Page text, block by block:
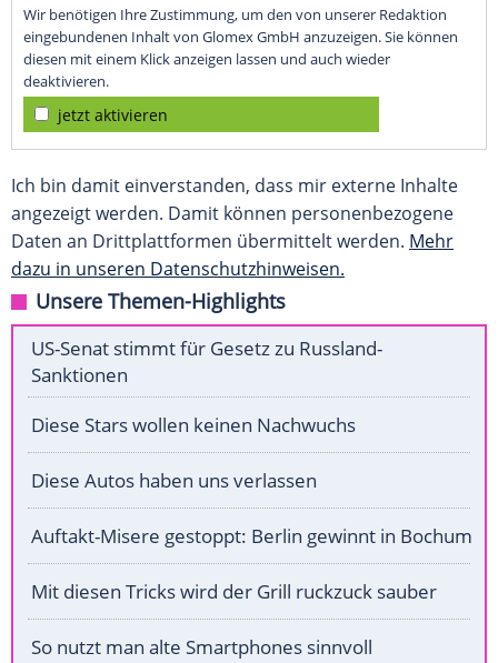
Wir benötigen Ihre Zustimmung, um den von unserer Redaktion
eingebundenen Inhalt von Glomex GmbH anzuzeigen. Sie können
diesen mit einem Klick anzeigen lassen und auch wieder
deaktivieren.
jetzt aktivieren
Ich bin damit einverstanden, dass mir externe Inhalte
angezeigt werden. Damit können personenbezogene
Daten an Drittplattformen übermittelt werden. Mehr
dazu in unseren Datenschutzhinweisen.
Unsere Themen-Highlights
US-Senat stimmt für Gesetz zu Russland-
Sanktionen
Diese Stars wollen keinen Nachwuchs
Diese Autos haben uns verlassen
Auftakt-Misere gestoppt: Berlin gewinnt in Bochum
Mit diesen Tricks wird der Grill ruckzuck sauber
So nutzt man alte Smartphones sinnvoll